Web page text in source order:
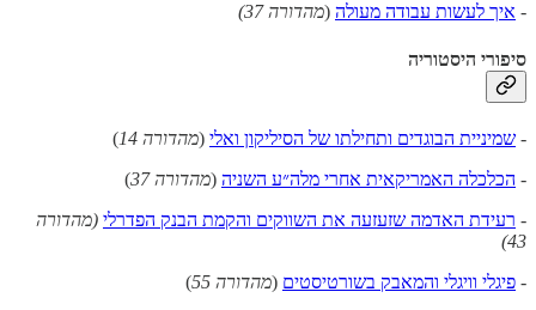
- איך לעשות עבודה מעולה (מהדורה 37)
סיפורי היסטוריה
- שמיניית הבוגדים ותחילתו של הסיליקון ואלי (מהדורה 14
)
- הכלכלה האמריקאית אחרי מלה״ע השניה (מהדורה 37
)
- רעידת האדמה שזעזעה את השווקים והקמת הבנק הפדרלי (מהדורה
43)
- פיגלי וויגלי והמאבק בשורטיסטים (מהדורה 55
)